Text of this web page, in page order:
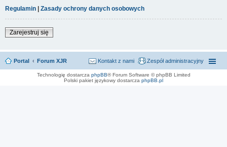
Regulamin
Zasady ochrony danych osobowych
Zarejestruj się
Portal Forum XJR Zespół administracyjny
Kontakt z nami
Technologię dostarcza phpBB® Forum Software © phpBB Limited
Polski pakiet językowy dostarcza phpBB.pl